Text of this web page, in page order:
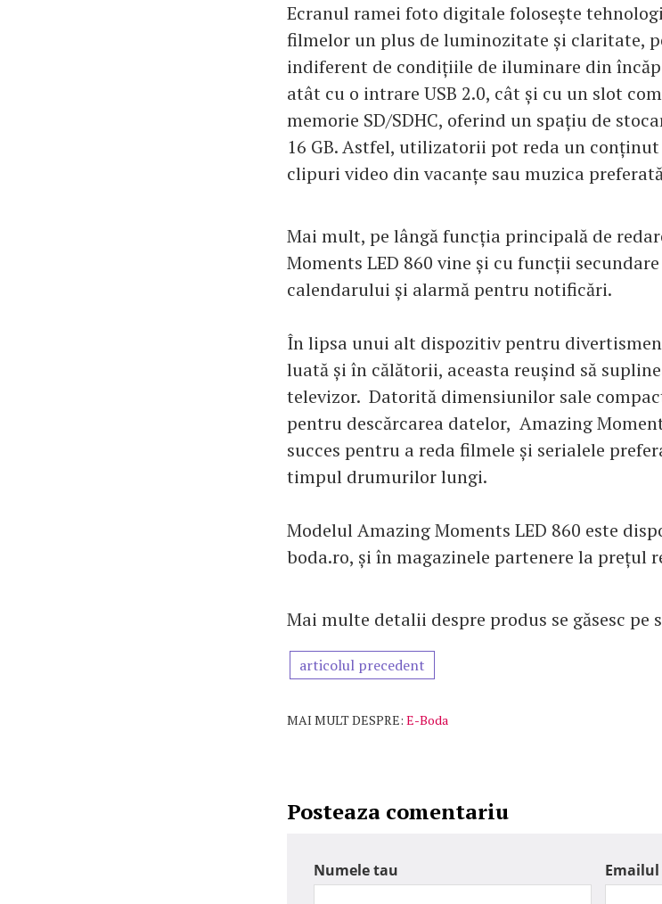
Ecranul ramei foto digitale folosește
filmelor un plus de luminozitate și claritate,
indiferent de condițiile de iluminare din
atât cu o intrare USB 2.0, cât și cu un slot
memorie SD/SDHC, oferind un spațiu de
16 GB. Astfel, utilizatorii pot reda un
clipuri video din vacanțe sau muzica
Mai mult, pe lângă funcția principală de
Moments LED 860 vine și cu funcții
calendarului și alarmă pentru notificări.
În lipsa unui alt dispozitiv pentru
luată și în călătorii, aceasta reușind să
televizor. Datorită dimensiunilor sale
pentru descărcarea datelor, Amazing
succes pentru a reda filmele și serialele
timpul drumurilor lungi.
Modelul Amazing Moments LED 860 este
boda.ro, și în magazinele partenere la prețul
Mai multe detalii despre produs se găsesc pe
articolul precedent
MAI MULT DESPRE: E-Boda
Posteaza comentariu
Numele tau